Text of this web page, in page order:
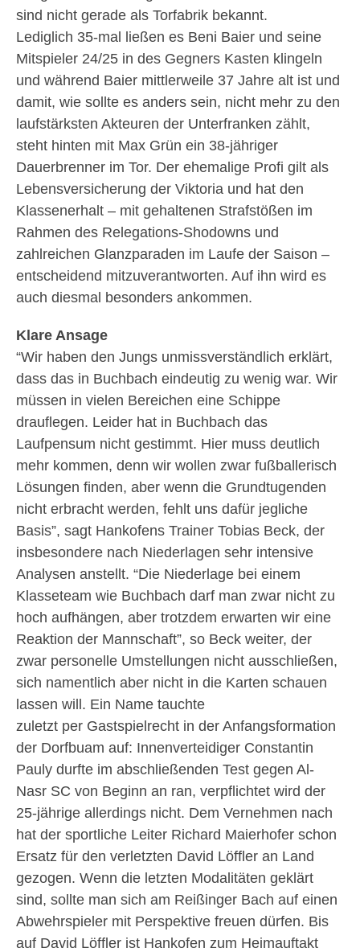
sind nicht gerade als Torfabrik bekannt.
Lediglich 35-mal ließen es Beni Baier und seine
Mitspieler 24/25 in des Gegners Kasten klingeln
und während Baier mittlerweile 37 Jahre alt ist und
damit, wie sollte es anders sein, nicht mehr zu den
laufstärksten Akteuren der Unterfranken zählt,
steht hinten mit Max Grün ein 38-jähriger
Dauerbrenner im Tor. Der ehemalige Profi gilt als
Lebensversicherung der Viktoria und hat den
Klassenerhalt – mit gehaltenen Strafstößen im
Rahmen des Relegations-Shodowns und
zahlreichen Glanzparaden im Laufe der Saison –
entscheidend mitzuverantworten. Auf ihn wird es
auch diesmal besonders ankommen.
Klare Ansage
“Wir haben den Jungs unmissverständlich erklärt,
dass das in Buchbach eindeutig zu wenig war. Wir
müssen in vielen Bereichen eine Schippe
drauflegen. Leider hat in Buchbach das
Laufpensum nicht gestimmt. Hier muss deutlich
mehr kommen, denn wir wollen zwar fußballerisch
Lösungen finden, aber wenn die Grundtugenden
nicht erbracht werden, fehlt uns dafür jegliche
Basis”, sagt Hankofens Trainer Tobias Beck, der
insbesondere nach Niederlagen sehr intensive
Analysen anstellt. “Die Niederlage bei einem
Klasseteam wie Buchbach darf man zwar nicht zu
hoch aufhängen, aber trotzdem erwarten wir eine
Reaktion der Mannschaft”, so Beck weiter, der
zwar personelle Umstellungen nicht ausschließen,
sich namentlich aber nicht in die Karten schauen
lassen will. Ein Name tauchte
zuletzt per Gastspielrecht in der Anfangsformation
der Dorfbuam auf: Innenverteidiger Constantin
Pauly durfte im abschließenden Test gegen Al-
Nasr SC von Beginn an ran, verpflichtet wird der
25-jährige allerdings nicht. Dem Vernehmen nach
hat der sportliche Leiter Richard Maierhofer schon
Ersatz für den verletzten David Löffler an Land
gezogen. Wenn die letzten Modalitäten geklärt
sind, sollte man sich am Reißinger Bach auf einen
Abwehrspieler mit Perspektive freuen dürfen. Bis
auf David Löffler ist Hankofen zum Heimauftakt